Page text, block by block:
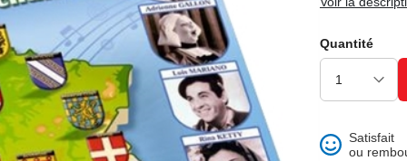
et best of
Quantité
Satisfait
ou